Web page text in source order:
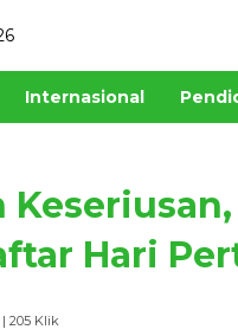
Internasional
Hari
| 205 Klik